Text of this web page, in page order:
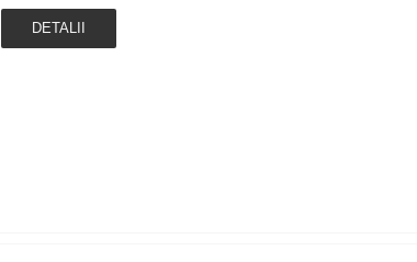
DETALII